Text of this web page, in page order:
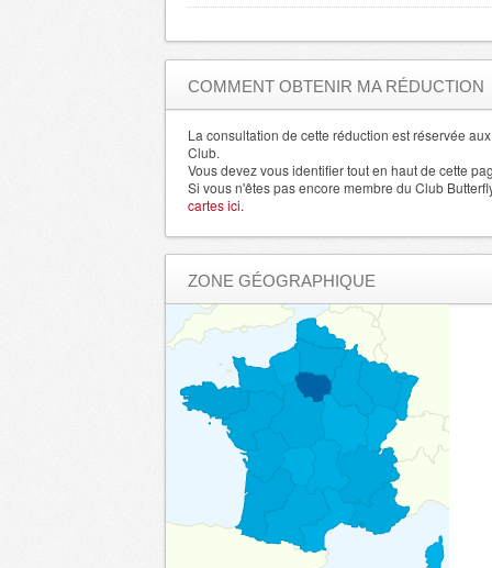
Gard - 30000 , (fr)
Gers - 32000 , (fr)
Gironde - 33000 , (fr)
Herault - 34000 , (fr)
Ille et Vilaine - 35000 , (fr)
Indre et Loire - 37000 , (fr)
Alpes de Haute Provence
Loire - 42000 , (fr)
Haute Loire - 43000 , (fr)
LoireAtlantique - 44000 , (fr)
Loiret - 45000 , (fr)
Lot - 46000 , (fr)
Lot et Garonne - 47000 , (fr)
- 48000 , (fr)
Maine et Loire - 49000 , (fr)
Hautes Alpes - 5000 , (fr)
COMMENT OBTENIR MA RÉDUCTION
La consultation de cette réduction est réservée
Club.
Vous devez vous identifier tout en haut de cette
Si vous n'êtes pas encore membre du Club
cartes ici.
ZONE GÉOGRAPHIQUE